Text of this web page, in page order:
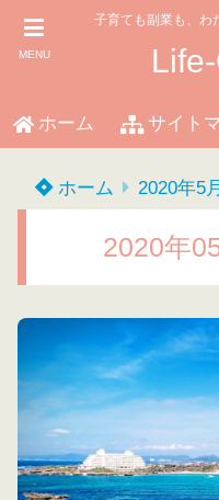
MENU
子育ても副業も、わ
ホーム サイト
ホーム 2020年5月
2020年